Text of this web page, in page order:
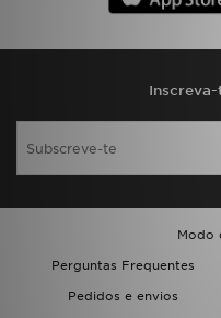
Modo
Perguntas Frequentes
Pedidos e envios
FAZ DOWNLOAD DA APP
TRABALHA CONNOSCO
FAQs